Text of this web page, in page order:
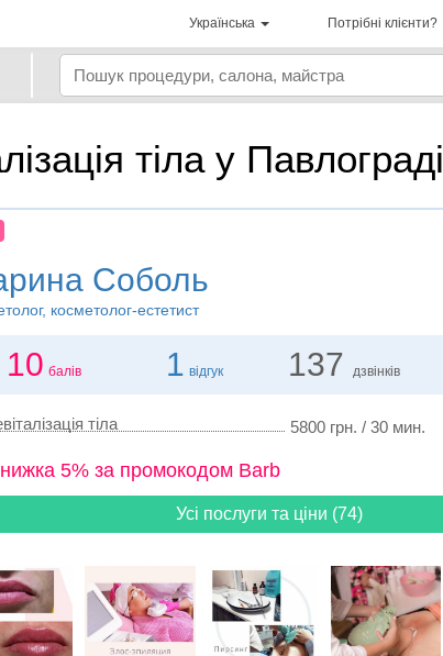
Українська Потрібні клієнти?
тіла у Павлограді
Соболь
косметолог-естетист
10 балів 1 відгук 137 дзвінків
тіла 5800 грн. / 30 мин.
5% за промокодом Barb
Усі послуги та ціни (74)